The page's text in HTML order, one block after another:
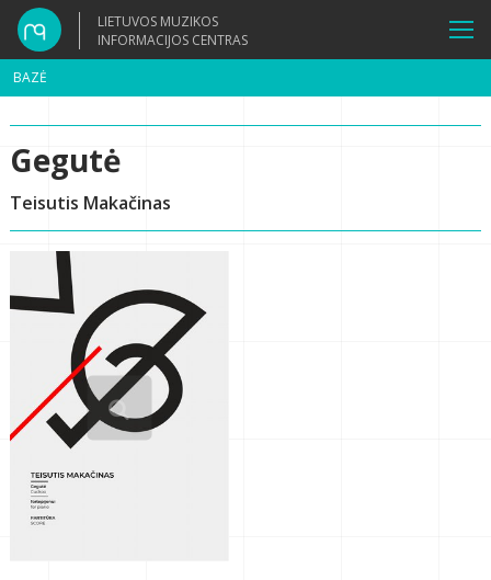
LIETUVOS MUZIKOS
INFORMACIJOS CENTRAS
BAZĖ
Gegutė
Teisutis Makačinas